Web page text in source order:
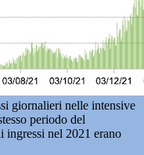
giornalieri nelle intensive
periodo del
nel 2021 erano